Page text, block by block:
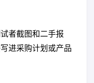
者截图和二手报
进采购计划或产品